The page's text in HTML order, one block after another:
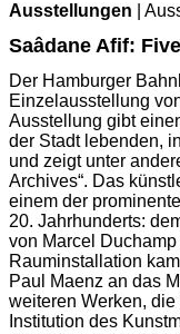
Ausstellungen |
Saâdane Afif:
Der Hamburger
Einzelausstellung
Ausstellung gibt
der Stadt lebenden,
und zeigt unter
Archives“. Das
einem der
20. Jahrhunderts:
von Marcel
Rauminstallation
Paul Maenz an das
weiteren Werken,
Institution des